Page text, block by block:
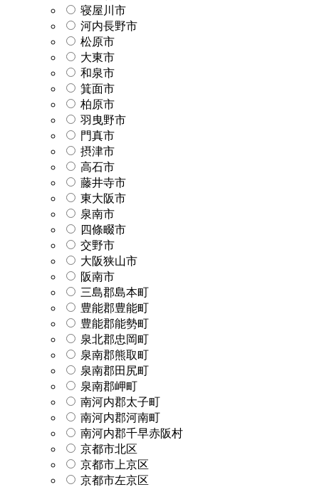
寝屋川市
河内長野市
松原市
大東市
和泉市
箕面市
柏原市
羽曳野市
門真市
摂津市
高石市
藤井寺市
東大阪市
泉南市
四條畷市
交野市
大阪狭山市
阪南市
三島郡島本町
豊能郡豊能町
豊能郡能勢町
泉北郡忠岡町
泉南郡熊取町
泉南郡田尻町
泉南郡岬町
南河内郡太子町
南河内郡河南町
南河内郡千早赤阪村
京都市北区
京都市上京区
京都市左京区